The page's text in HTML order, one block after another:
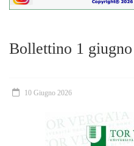
Bollettino 1
10 Giugno 2026